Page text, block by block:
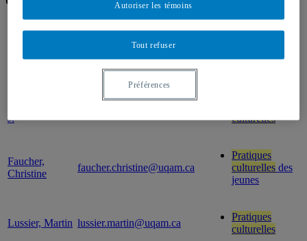
Professeur Courriel Expertise(s)
Bergeron, Yves bergeron.y@uqam.ca
Pratiques
J.
culturelles
Faucher,
Christine
faucher.christine@uqam.ca
Pratiques
culturelles des
jeunes
Lussier, Martin lussier.martin@uqam.ca
Pratiques
culturelles
Tout refuser
Autoriser les témoins
Préférences